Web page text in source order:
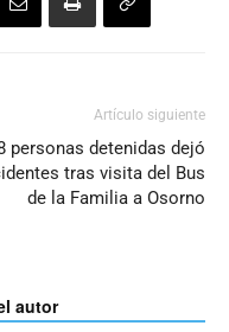
Artículo siguiente
personas detenidas dejó
tras visita del Bus
de la Familia a Osorno
autor